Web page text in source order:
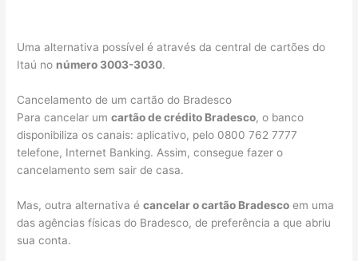
Uma alternativa possível é através da central de cartões do
Itaú no número 3003-3030.
Cancelamento de um cartão do Bradesco
Para cancelar umcartão de crédito Bradesco, o banco
disponibiliza os canais: aplicativo, pelo 0800 762 7777
telefone, Internet Banking. Assim, consegue fazer o
cancelamento sem sair de casa.
Mas, outra alternativa écancelar o cartão Bradesco em uma
das agências físicas do Bradesco, de preferência a que abriu
sua conta.